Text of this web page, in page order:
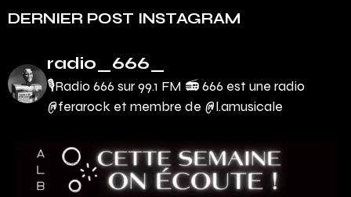
DERNIER POST INSTAGRAM
radio_666_
🎙Radio 666 sur 99.1 FM 📻666 est une radio
@ferarock et membre de @l.amusicale